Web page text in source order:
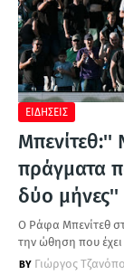
ΕΙΔΗΣΕΙΣ
πράγματα
δύο μήνες''
O Ράφα Μπενίτεθ
την ώθηση που
Γιώργος